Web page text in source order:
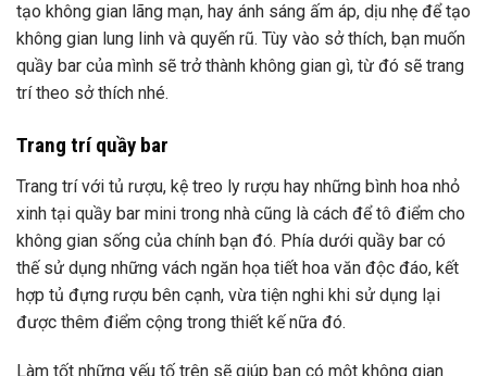
tạo không gian lãng mạn, hay ánh sáng ấm áp, dịu nhẹ để tạo
không gian lung linh và quyến rũ. Tùy vào sở thích, bạn muốn
quầy bar của mình sẽ trở thành không gian gì, từ đó sẽ trang
trí theo sở thích nhé.
Trang trí quầy bar
Trang trí với tủ rượu, kệ treo ly rượu hay những bình hoa nhỏ
xinh tại quầy bar mini trong nhà cũng là cách để tô điểm cho
không gian sống của chính bạn đó. Phía dưới quầy bar có
thế sử dụng những vách ngăn họa tiết hoa văn độc đáo, kết
hợp tủ đựng rượu bên cạnh, vừa tiện nghi khi sử dụng lại
được thêm điểm cộng trong thiết kế nữa đó.
Làm tốt những yếu tố trên sẽ giúp bạn có một không gian